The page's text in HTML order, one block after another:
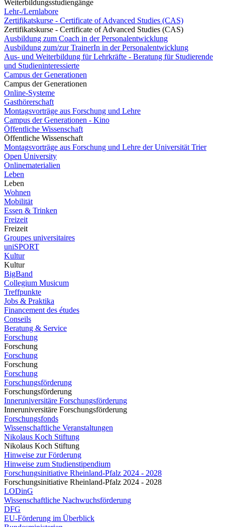
Weiterbildungsstudiengänge
Lehr-/Lernlabore
Zertifikatskurse - Certificate of Advanced Studies (CAS)
Zertifikatskurse - Certificate of Advanced Studies (CAS)
Ausbildung zum Coach in der Personalentwicklung
Ausbildung zum/zur TrainerIn in der Personalentwicklung
Aus- und Weiterbildung für Lehrkräfte - Beratung für Studierende
und Studieninteressierte
Campus der Generationen
Campus der Generationen
Online-Systeme
Gasthörerschaft
Montagsvorträge aus Forschung und Lehre
Campus der Generationen - Kino
Öffentliche Wissenschaft
Öffentliche Wissenschaft
Montagsvorträge aus Forschung und Lehre der Universität Trier
Open University
Onlinematerialien
Leben
Leben
Wohnen
Mobilität
Essen & Trinken
Freizeit
Freizeit
Groupes universitaires
uniSPORT
Kultur
Kultur
BigBand
Collegium Musicum
Treffpunkte
Jobs & Praktika
Financement des études
Conseils
Beratung & Service
Forschung
Forschung
Forschung
Forschung
Forschung
Forschungsförderung
Forschungsförderung
Inneruniversitäre Forschungsförderung
Inneruniversitäre Forschungsförderung
Forschungsfonds
Wissenschaftliche Veranstaltungen
Nikolaus Koch Stiftung
Nikolaus Koch Stiftung
Hinweise zur Förderung
Hinweise zum Studienstipendium
Forschungsinitiative Rheinland-Pfalz 2024 - 2028
Forschungsinitiative Rheinland-Pfalz 2024 - 2028
LODinG
Wissenschaftliche Nachwuchsförderung
DFG
EU-Förderung im Überblick